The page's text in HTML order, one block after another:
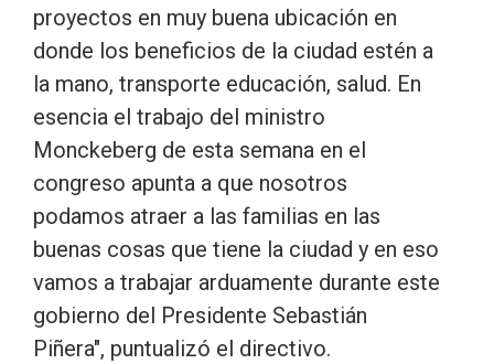
proyectos en muy buena ubicación en
donde los beneficios de la ciudad estén a
la mano, transporte educación, salud. En
esencia el trabajo del ministro
Monckeberg de esta semana en el
congreso apunta a que nosotros
podamos atraer a las familias en las
buenas cosas que tiene la ciudad y en eso
vamos a trabajar arduamente durante este
gobierno del Presidente Sebastián
Piñera", puntualizó el directivo.